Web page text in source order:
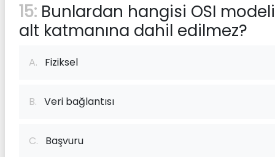
15: Bunlardan hangisi OSI
alt katmanına dahil edilmez?
A. Fiziksel
B. Veri bağlantısı
C. Başvuru